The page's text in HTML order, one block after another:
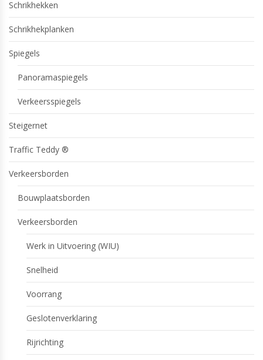
Schrikhekken
Schrikhekplanken
Spiegels
Panoramaspiegels
Verkeersspiegels
Steigernet
Traffic Teddy ®
Verkeersborden
Bouwplaatsborden
Verkeersborden
Werk in Uitvoering (WIU)
Snelheid
Voorrang
Geslotenverklaring
Rijrichting